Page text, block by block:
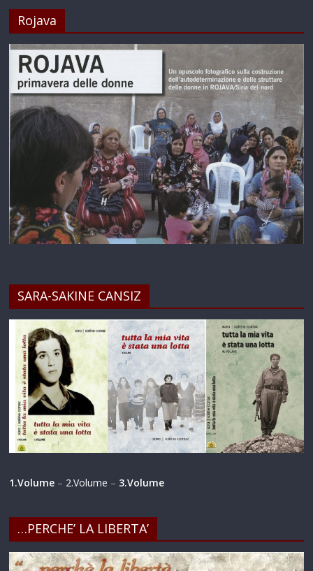
Rojava
SARA-SAKINE CANSIZ
1.Volume – 2.Volume – 3.Volume
…PERCHE’ LA LIBERTA’